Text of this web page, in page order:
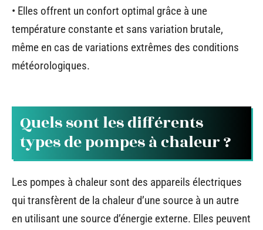
• Elles offrent un confort optimal grâce à une
température constante et sans variation brutale,
même en cas de variations extrêmes des conditions
météorologiques.
Quels sont les différents
types de pompes à chaleur ?
Les pompes à chaleur sont des appareils électriques
qui transfèrent de la chaleur d’une source à un autre
en utilisant une source d’énergie externe. Elles peuvent